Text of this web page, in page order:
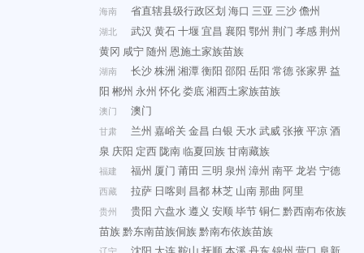
海南 省直辖县级行政区划 海口 三亚 三沙儋州
湖北 武汉 黄石十堰 宜昌 襄阳 鄂州 荆门 孝感荆州
黄冈 咸宁随州 恩施土家族苗族
湖南 长沙株洲 湘潭衡阳 邵阳 岳阳 常德张家界 益
阳 郴州 永州 怀化娄底湘西土家族苗族
澳门 澳门
甘肃 兰州 嘉峪关 金昌 白银 天水武威张掖平凉酒
泉 庆阳 定西陇南临夏回族甘南藏族
福建 福州 厦门 莆田 三明 泉州 漳州 南平龙岩宁德
西藏 拉萨 日喀则 昌都林芝 山南那曲 阿里
贵州 贵阳 六盘水遵义 安顺毕节铜仁黔西南布依族
苗族黔东南苗族侗族黔南布依族苗族